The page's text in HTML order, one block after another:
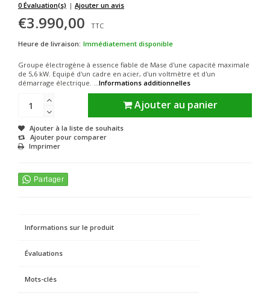
0 Évaluation(s) | Ajouter un avis
€3.990,00
TTC
Heure de livraison: Immédiatement disponible
Groupe électrogène à essence fiable de Mase d'une capacité maximale
de 5,6 kW. Equipé d'un cadre en acier, d'un voltmètre et d'un
démarrage électrique. ...Informations additionnelles
Ajouter au panier
Ajouter à la liste de souhaits
Ajouter pour comparer
Imprimer
Informations sur le produit
Évaluations
Mots-clés